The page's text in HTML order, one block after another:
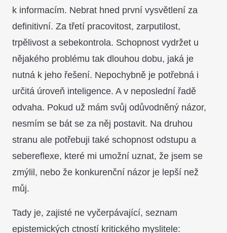
k informacím. Nebrat hned první vysvětlení za
definitivní. Za třetí pracovitost, zarputilost,
trpělivost a sebekontrola. Schopnost vydržet u
nějakého problému tak dlouhou dobu, jaká je
nutná k jeho řešení. Nepochybně je potřebná i
určitá úroveň inteligence. A v neposlední řadě
odvaha. Pokud už mám svůj odůvodněný názor,
nesmím se bát se za něj postavit. Na druhou
stranu ale potřebuji také schopnost odstupu a
sebereflexe, které mi umožní uznat, že jsem se
zmýlil, nebo že konkurenční názor je lepší než
můj.
Tady je, zajisté ne vyčerpávající, seznam
epistemických ctností kritického myslitele: